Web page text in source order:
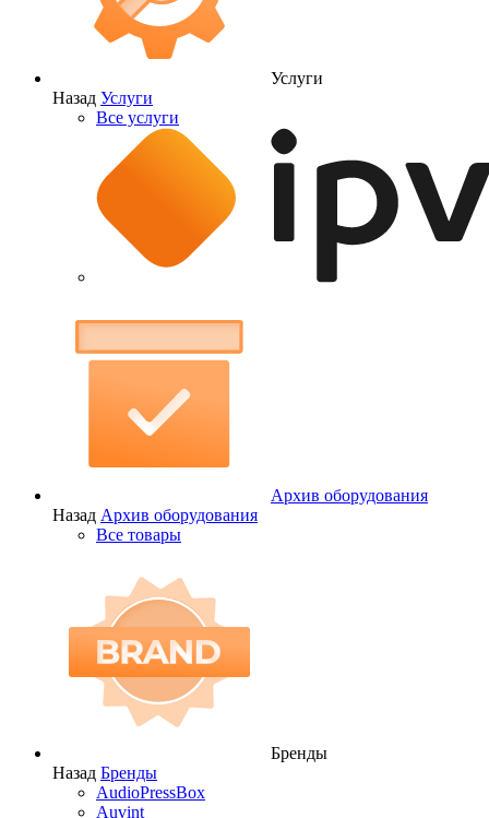
Услуги
Назад Услуги
Все услуги
Архив оборудования
Назад Архив оборудования
Все товары
Бренды
Назад Бренды
AudioPressBox
Auvint